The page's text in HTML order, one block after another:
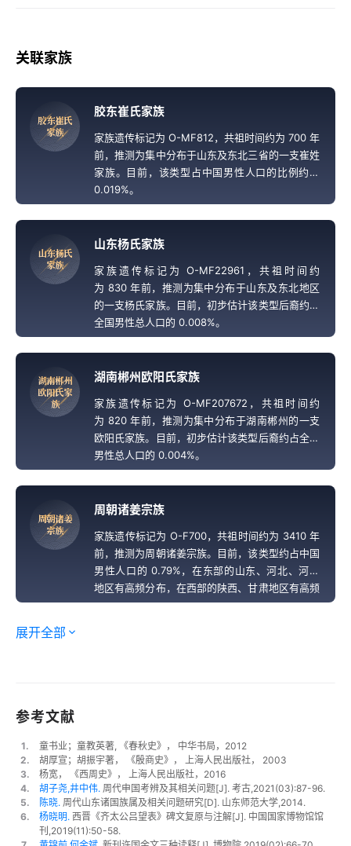
关联家族
胶东崔氏
家族
胶东崔氏家族
家族遗传标记为 O-MF812，共祖时间约为 700 年
前，推测为集中分布于山东及东北三省的一支崔姓
家族。目前，该类型占中国男性人口的比例约为
0.019%。
山东杨氏
家族
山东杨氏家族
家族遗传标记为 O-MF22961，共祖时间约
为 830 年前，推测为集中分布于山东及东北地区
的一支杨氏家族。目前，初步估计该类型后裔约占
全国男性总人口的 0.008%。
湖南郴州
欧阳氏家
族
湖南郴州欧阳氏家族
家族遗传标记为 O-MF207672，共祖时间约
为 820 年前，推测为集中分布于湖南郴州的一支
欧阳氏家族。目前，初步估计该类型后裔约占全国
男性总人口的 0.004%。
周朝诸姜
宗族
周朝诸姜宗族
家族遗传标记为 O-F700，共祖时间约为 3410 年
前，推测为周朝诸姜宗族。目前，该类型约占中国
男性人口的 0.79%，在东部的山东、河北、河南
地区有高频分布，在西部的陕西、甘肃地区有高频
分布，在中南地区也有高频分布。
展开全部
参考文献
1. 童书业；童教英著, 《春秋史》， 中华书局，2012
2.
胡厚宣；胡振宇著，
《殷商史》， 上海人民出版社， 2003
3.
杨宽，
《西周史》， 上海人民出版社，2016
4.
胡子尧,井中伟. 周代申国考辨及其相关问题[J]. 考古,2021(03):87-96.
5.
陈晓. 周代山东诸国族属及相关问题研究[D]. 山东师范大学,2014.
6.
杨晓明. 西晋《齐太公吕望表》碑文复原与注解[J]. 中国国家博物馆馆
刊,2019(11):50-58.